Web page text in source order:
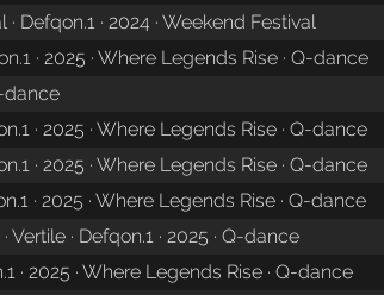
Defqon.1 · 2024 · Weekend Festival
· 2025 · Where Legends Rise · Q-dance
dance
· 2025 · Where Legends Rise · Q-dance
· 2025 · Where Legends Rise · Q-dance
· 2025 · Where Legends Rise · Q-dance
· Defqon.1 · 2025 · Q-dance
· 2025 · Where Legends Rise · Q-dance